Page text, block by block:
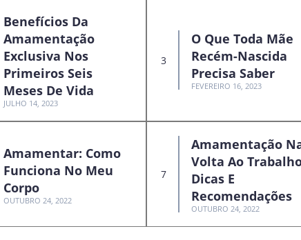
Benefícios Da
Amamentação
Exclusiva Nos
Primeiros Seis
Meses De Vida
JULHO 14, 2023
O Que Toda Mãe
Recém-Nascida
Precisa Saber
FEVEREIRO 16, 2023
Amamentar: Como
Funciona No Meu
Corpo
OUTUBRO 24, 2022
Amamentação
Volta Ao
Dicas E
Recomendações
OUTUBRO 24, 2022